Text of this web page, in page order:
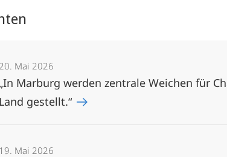
20. Mai 2026
„In Marburg werden zentrale Weichen für
Land gestellt.“
19. Mai 2026